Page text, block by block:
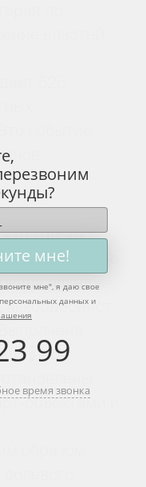
по
властей
525
событие
мастер-
только
уже по
лаундж-
объектами и
образом
мне!
мне", я даю свое
данных и
99
время звонка